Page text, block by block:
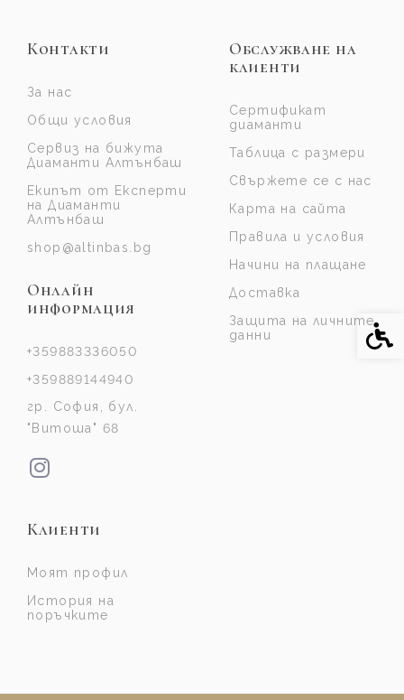
Контакти
За нас
Общи условия
Сервиз на бижута
Диаманти Алтънбаш
Екипът от Експерти
на Диаманти
Алтънбаш
shop@altinbas.bg
Онлайн
информация
+359883336050
+359889144940
гр. София, бул.
"Витоша" 68
Обслужване на
клиенти
Сертификат
диаманти
Таблица с размери
Свържете се с нас
Карта на сайта
Правила и условия
Начини на плащане
Доставка
Защита на личните
данни
Клиенти
Моят профил
История на
поръчките